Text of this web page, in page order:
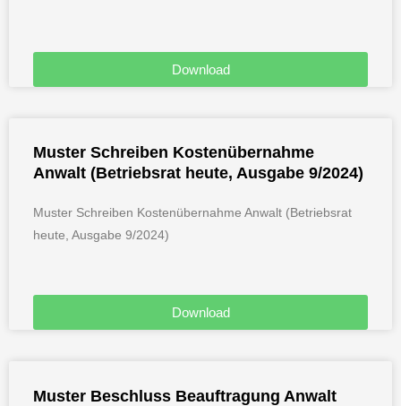
Download
Muster Schreiben Kostenübernahme
Anwalt (Betriebsrat heute, Ausgabe 9/2024)
Muster Schreiben Kostenübernahme Anwalt (Betriebsrat
heute, Ausgabe 9/2024)
Download
Muster Beschluss Beauftragung Anwalt